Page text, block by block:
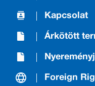
Kapcsolat
Árkötött
Foreign